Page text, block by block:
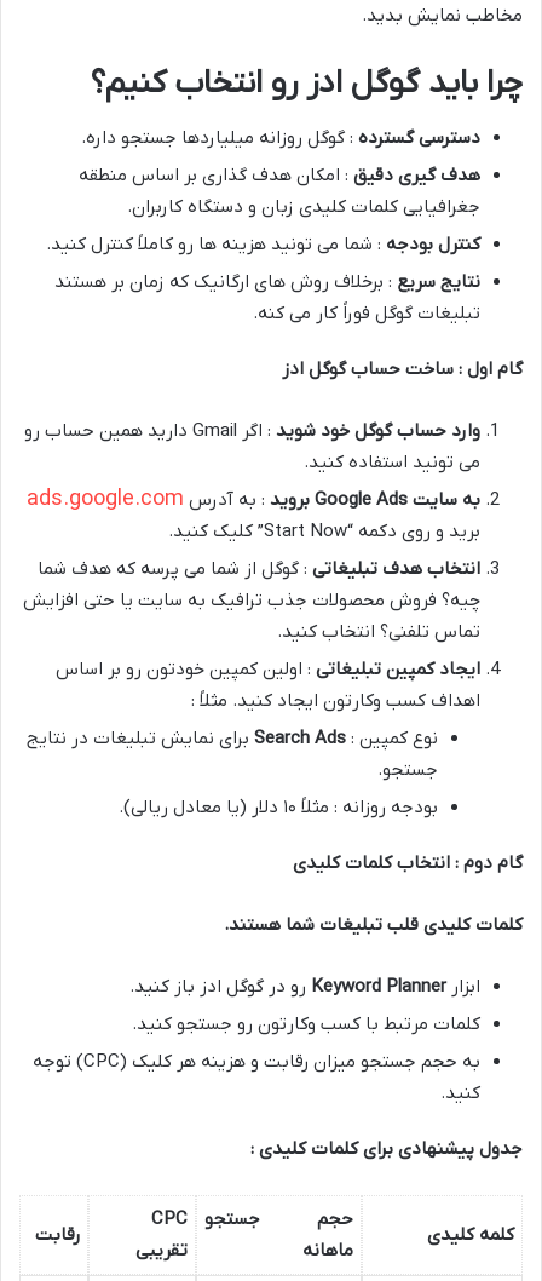
مخاطب نمایش بدید.
چرا باید گوگل ادز رو انتخاب کنیم؟
دسترسی گسترده : گوگل روزانه میلیاردها جستجو داره.
هدف گیری دقیق : امکان هدف گذاری بر اساس منطقه
جغرافیایی کلمات کلیدی زبان و دستگاه کاربران.
کنترل بودجه : شما می تونید هزینه ها رو کاملاً کنترل کنید.
نتایج سریع : برخلاف روش های ارگانیک که زمان بر هستند
تبلیغات گوگل فوراً کار می کنه.
گام اول : ساخت حساب گوگل ادز
وارد حساب گوگل خود شوید
: اگر Gmail دارید همین حساب رو
می تونید استفاده کنید.
به سایت
بروید : به آدرس ads.google.com
برید و روی دکمه “Start Now” کلیک کنید.
انتخاب هدف تبلیغاتی : گوگل از شما می پرسه که هدف شما
چیه؟ فروش محصولات جذب ترافیک به سایت یا حتی افزایش
تماس تلفنی؟ انتخاب کنید.
ایجاد کمپین تبلیغاتی : اولین کمپین خودتون رو بر اساس
اهداف کسب وکارتون ایجاد کنید. مثلاً :
نوع کمپین : Search Ads برای نمایش تبلیغات در نتایج
جستجو.
بودجه روزانه : مثلاً ۱۰ دلار (یا معادل ریالی).
گام دوم : انتخاب کلمات کلیدی
کلمات کلیدی قلب تبلیغات شما هستند.
ابزارKeyword Planner رو در گوگل ادز باز کنید.
کلمات مرتبط با کسب وکارتون رو جستجو کنید.
به حجم جستجو میزان رقابت و هزینه هر کلیک (CPC) توجه
کنید.
جدول پیشنهادی برای کلمات کلیدی :
کلمه کلیدی
حجم جستجو
ماهانه
CPC
تقریبی
رقابت